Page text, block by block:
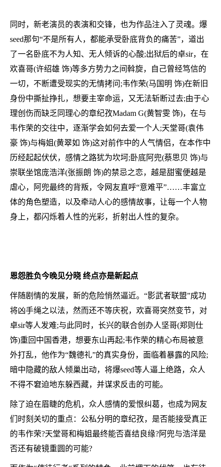
同时，新老演员的表演和交锋，也为作品注入了灵魂。爆
seed那句“不是所有人，都能承受卧底背负的痛苦”，道出
了一名卧底不为人知、无人倾诉的心酸;出狱后的卓sir，在
欢喜哥(许绍雄 饰)等多方势力之间斡旋，自己曾经笃信的
一切，不断遭受现实的无情拷问;韦作荣(马国明 饰)在新旧
身份中撕扯挣扎，想要主宰命运，又无法斩断过去;由于心
理创伤而缺乏同理心的章纪孜Madam G(黄智雯 饰)，在与
韦作荣的交往中，逐渐学会如何去爱一个人;天堂哥(袁伟
豪 饰)与梅姐(黄翠如 饰)这对前作中的人气情侣，在本作中
历经起起伏伏，感情之路犹为坎坷;卧底阿兜(蔡思贝 饰)与
崇联坐馆庞浩洋(张振朗 饰)的禁忌之恋，越是甜蜜便越是
虐心，阿兜最终的背叛，令网友直呼“意难平”……丰富立
体的角色塑造，以及牵动人心的感情故事，让每一个人物
身上，都闪烁着人性的光彩，折射出人性的复杂。
恩怨胜负今晚见分晓 终点亦是新起点
伴随剧情的发展，新的危险悄然逼近。“影武者联盟”成功
将凶手绳之以法，然而还不等庆祝，欢喜哥突然变节，对
卓sir等人发难;与此同时，长兴的联合创办人坚哥(郑则仕
饰)重回中国香港，想要东山再起;韦作荣的精心布局被意
外打乱，他作为“魏德礼”的真实身份，面临着暴露的风险;
暗中隐藏的敌人倾巢出动，将爆seed等人逼上绝路，众人
不得不窘迫地东躲西藏，并谋求反击的可能。
除了迫在眉睫的危机，众人感情的爱恨纠葛，也成为网友
们时刻关切的重点：公私分明的章纪孜，是否能接受真正
的韦作荣?天堂哥和梅姐最终能否喜结良缘?阿兜与浩洋是
否还有破镜重圆的可能?